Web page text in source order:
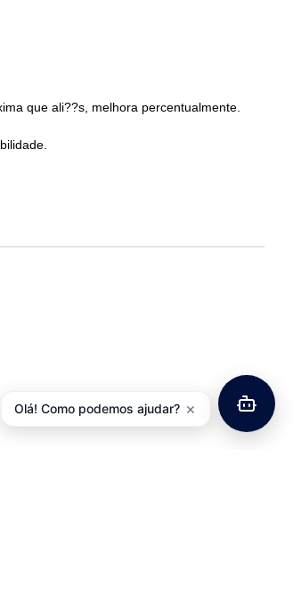
que ali??s, melhora percentualmente.
Olá! Como podemos ajudar? ×